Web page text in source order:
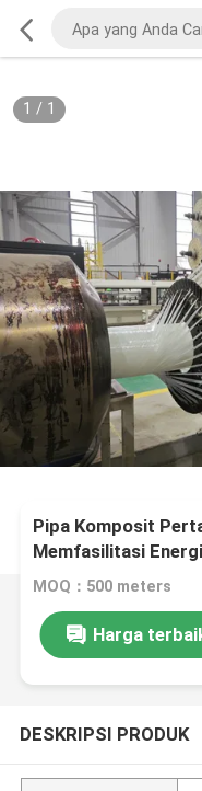
1 / 1
Pipa Komposit
Memfasilitasi
Daya Mineral Untuk
MOQ：500 meters
Harga
DESKRIPSI PRODUK